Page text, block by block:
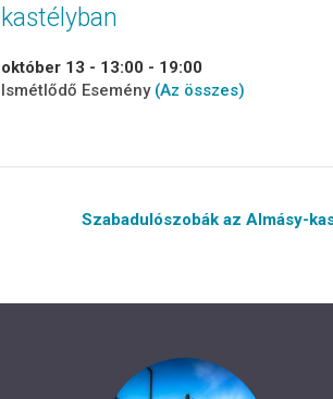
kastélyban
október 13 - 13:00 - 19:00
Ismétlődő Esemény (Az összes)
Szabadulószobák az Almásy-